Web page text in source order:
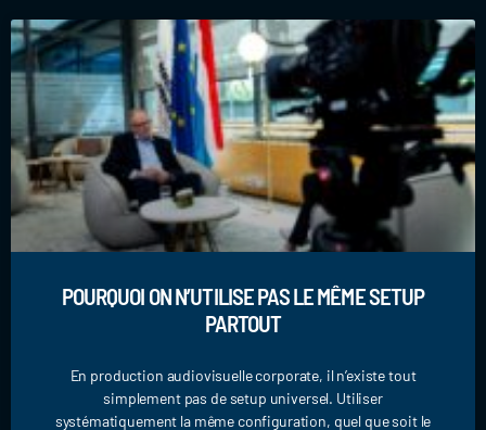
POURQUOI ON N’UTILISE PAS LE MÊME SETUP
PARTOUT
En production audiovisuelle corporate, il n’existe tout
simplement pas de setup universel. Utiliser
systématiquement la même configuration, quel que soit le